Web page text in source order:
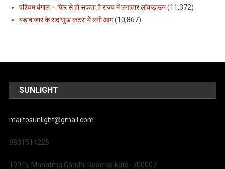
पश्चिम बंगाल – फिर से हो सकता है राज्य में लगातार लॉकडाउन(11,372)
बड़ाबाजार के सदासुख कटरा में लगी आग(10,867)
SUNLIGHT
mailtosunlight@gmail.com
9831514225
199/5, Mahatma Gandhi Road kolkata- 700007